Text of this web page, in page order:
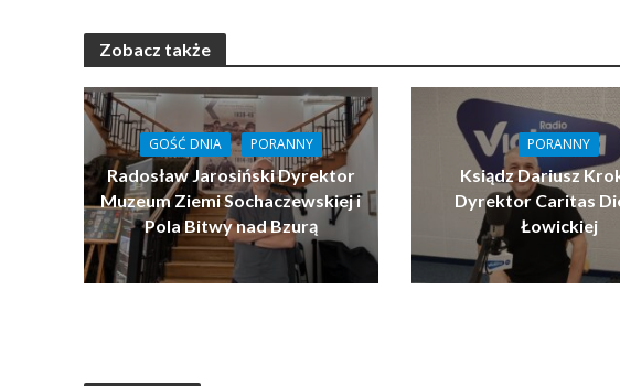
Zobacz także
GOŚĆ DNIA PORANNY
Radosław Jarosiński Dyrektor
Muzeum Ziemi Sochaczewskiej i
Pola Bitwy nad Bzurą
PORANNY
Ksiądz Dariusz
Dyrektor Caritas
Łowickiej